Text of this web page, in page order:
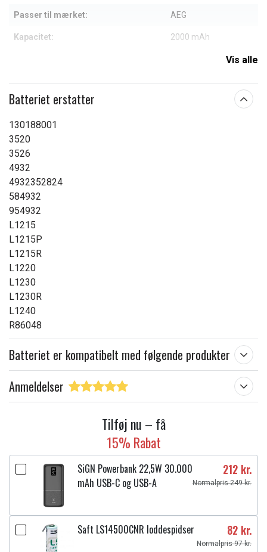
Passer til mærket: AEG
Kapacitet: 2000 mAh
Vis alle
Batteriet erstatter
130188001
3520
3526
4932
4932352824
584932
954932
L1215
L1215P
L1215R
L1220
L1230
L1230R
L1240
R86048
Batteriet er kompatibelt med følgende produkter
Anmeldelser
Tilføj nu – få
15% Rabat
SiGN Powerbank 22,5W 30.000
mAh USB-C og USB-A
212 kr.
Normalpris 249 kr.
Saft LS14500CNR loddespidser 82 kr.
Normalpris 97 kr.